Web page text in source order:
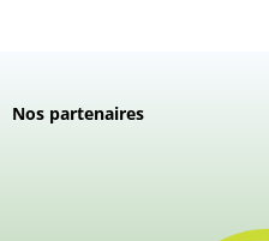
Nos partenaires